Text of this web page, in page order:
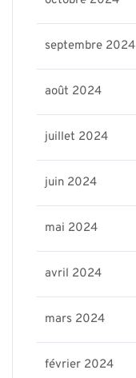
septembre 2024
août 2024
juillet 2024
juin 2024
mai 2024
avril 2024
mars 2024
février 2024